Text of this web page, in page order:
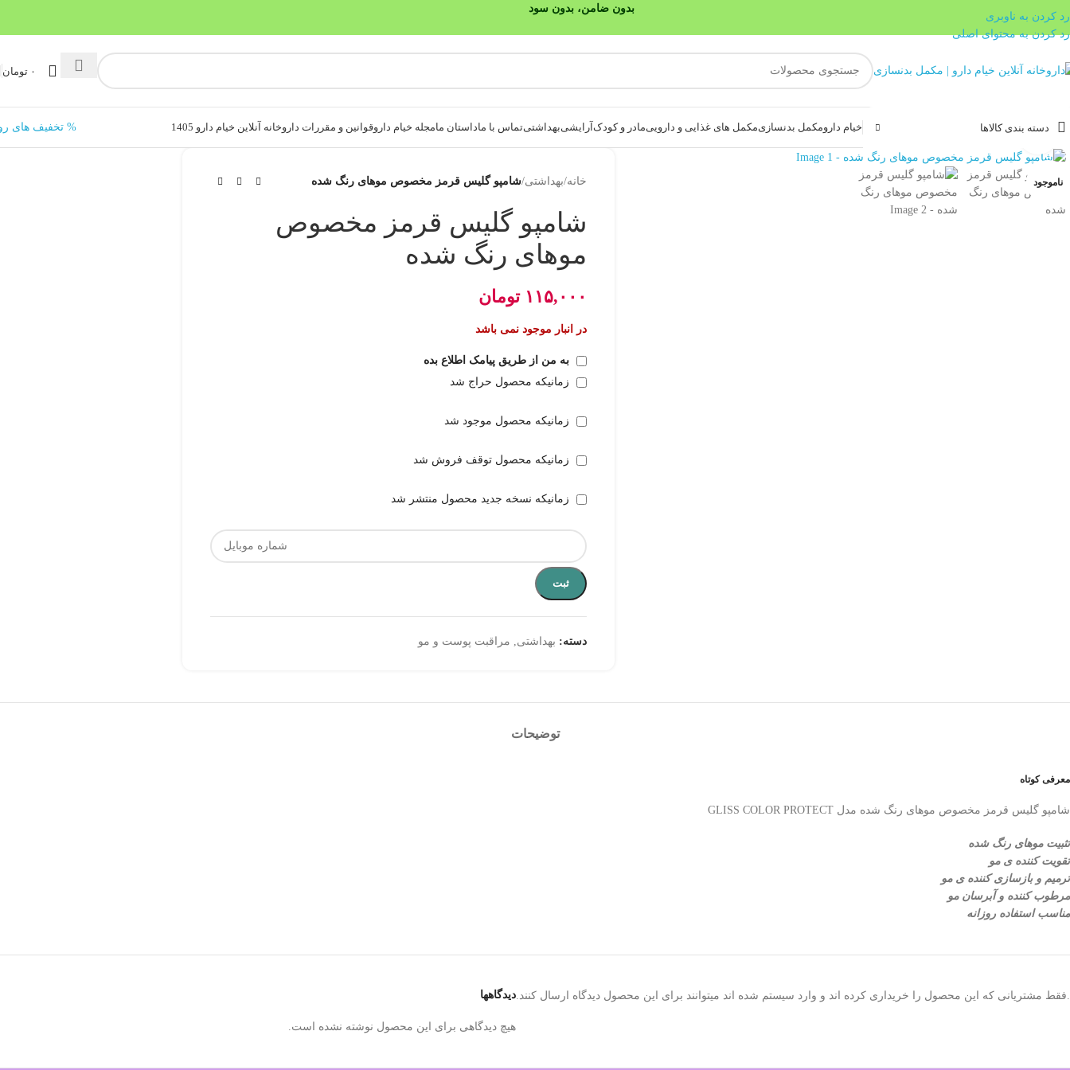
بدون ضامن، بدون سود
رد کردن به ناوبری
رد کردن به محتوای اصلی
۰ تومان
دسته بندی کالاها خیام دارومکمل بدنسازیمکمل های غذایی و داروییمادر و کودک آرایشیبهداشتیتماس با ماداستان مامجله خیام داروقوانین و مقررات داروخانه آنلاین خیام دارو 1405 % تخفیف های
ناموجود
بزرگنمایی تصویر
خانه/بهداشتی/شامپو گلیس قرمز مخصوص موهای رنگ شده
شامپو گلیس قرمز مخصوص
موهای رنگ شده
۱۱۵,۰۰۰ تومان
در انبار موجود نمی باشد
به من از طریق پیامک اطلاع بده
زمانیکه محصول حراج شد
زمانیکه محصول موجود شد
زمانیکه محصول توقف فروش شد
زمانیکه نسخه جدید محصول منتشر شد
ثبت
دسته: بهداشتی, مراقبت پوست و مو
توضیحات
معرفی کوتاه
شامپو گلیس قرمز مخصوص موهای رنگ شده مدل GLISS COLOR PROTECT
تثبیت موهای رنگ شده
تقویت کننده ی مو
ترمیم و بازسازی کننده ی مو
مرطوب کننده و آبرسان مو
مناسب استفاده روزانه
دیدگاهها
هیچ دیدگاهی برای این محصول نوشته نشده است.
.فقط مشتریانی که این محصول را خریداری کرده اند و وارد سیستم شده اند میتوانند برای این محصول دیدگاه ارسال کنند.